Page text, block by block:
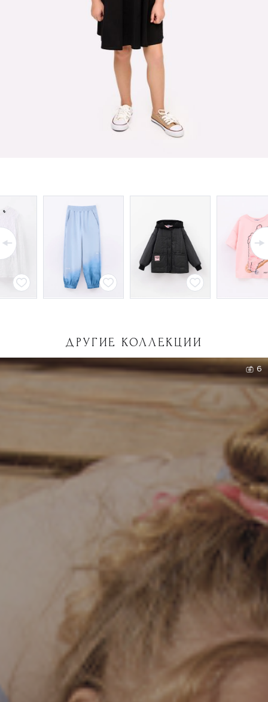
ДРУГИЕ КОЛЛЕКЦИИ
6